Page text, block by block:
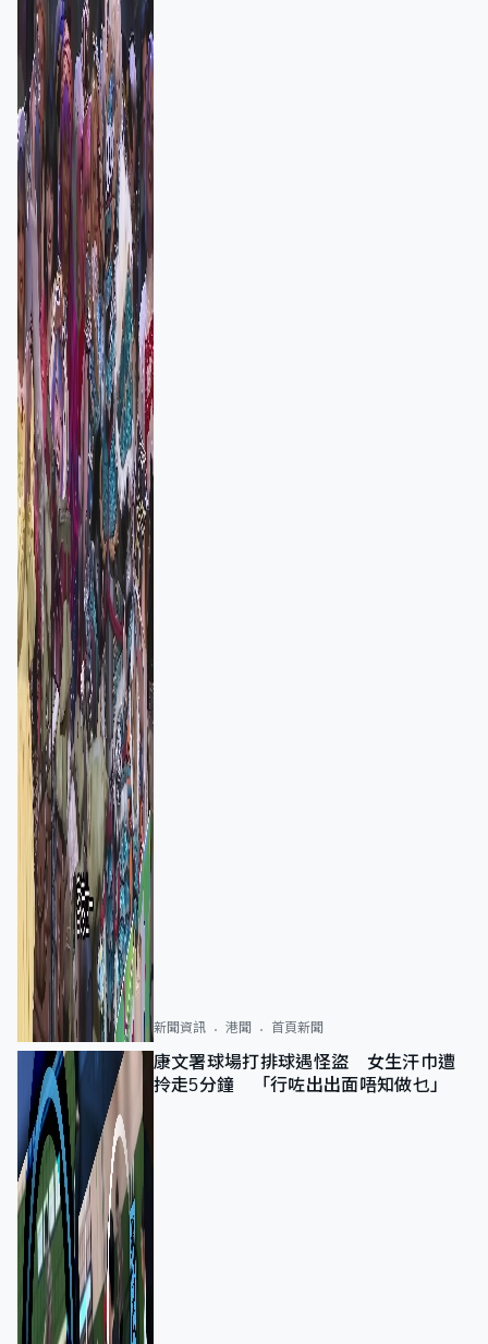
新聞資訊 港聞 首頁新聞
康文署球場打排球遇怪盜 女生汗巾遭
拎走5分鐘 「行咗出出面唔知做乜」